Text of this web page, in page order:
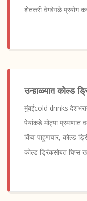
शेतकरी वेगवेगळे प्रयोग
उन्हाळ्यात कोल्ड
मुंबईcold drinks देशभरात
पेयांकडे मोठ्या प्रमाणात
किंवा पाहुणचार, कोल्ड
कोल्ड ड्रिंकसोबत चिप्स